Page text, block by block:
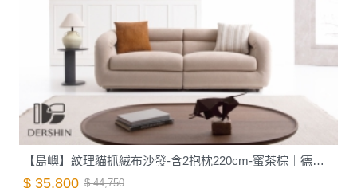
【島嶼】紋理貓抓絨布沙發-含2抱枕220cm-蜜茶棕｜德新家具
$ 35,800 $ 44,750